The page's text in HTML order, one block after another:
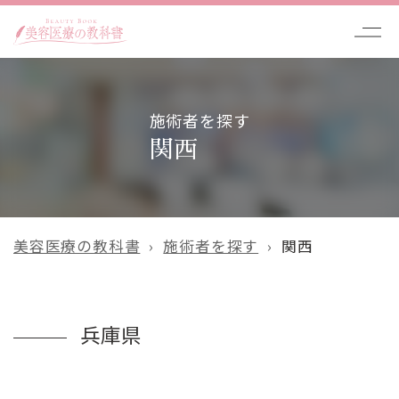
施術者を探す
関西
美容医療の教科書 施術者を探す 関西
兵庫県